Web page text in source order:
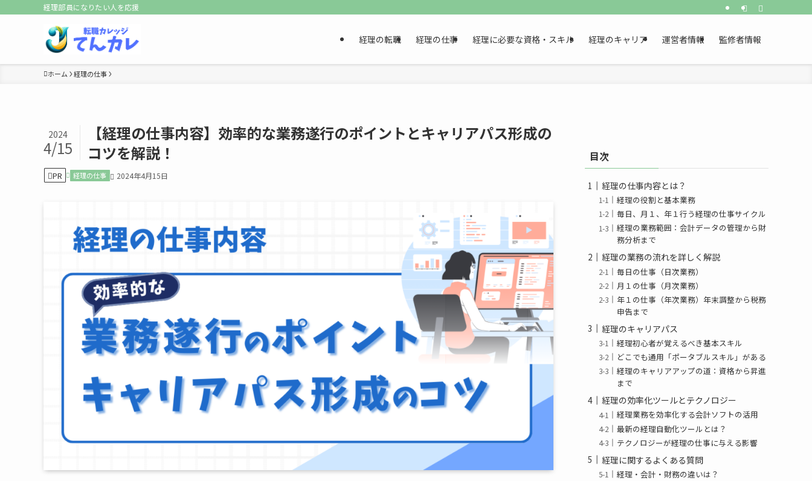
経理部員になりたい人を応援
経理の転職 経理の仕事 経理に必要な資格・スキル 経理のキャリア 運営者情報 監修者情報
ホーム 経理の仕事
【経理の仕事内容】効率的な業務遂行のポイントとキャリアパス形成の
コツを解説！
2024
4/15
PR 経理の仕事 2024年4月15日
目次
経理の仕事内容とは？
経理の役割と基本業務
毎日、月１、年１行う経理の仕事サイクル
経理の業務範囲：会計データの管理から財
務分析まで
経理の業務の流れを詳しく解説
毎日の仕事（日次業務）
月１の仕事（月次業務）
年１の仕事（年次業務）年末調整から税務
申告まで
経理のキャリアパス
経理初心者が覚えるべき基本スキル
どこでも通用「ポータブルスキル」がある
経理のキャリアアップの道：資格から昇進
まで
経理の効率化ツールとテクノロジー
経理業務を効率化する会計ソフトの活用
最新の経理自動化ツールとは？
テクノロジーが経理の仕事に与える影響
経理に関するよくある質問
経理・会計・財務の違いは？